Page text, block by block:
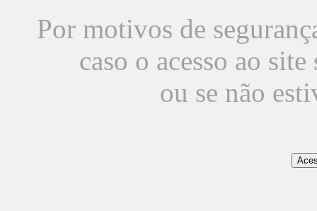
Por motivos de
caso o acesso ao
ou se não